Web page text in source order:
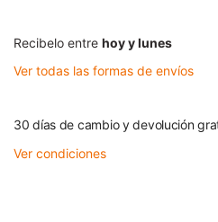
Recibelo entre hoy y lunes
Ver todas las formas de envíos
30 días de cambio y devolución
Ver condiciones